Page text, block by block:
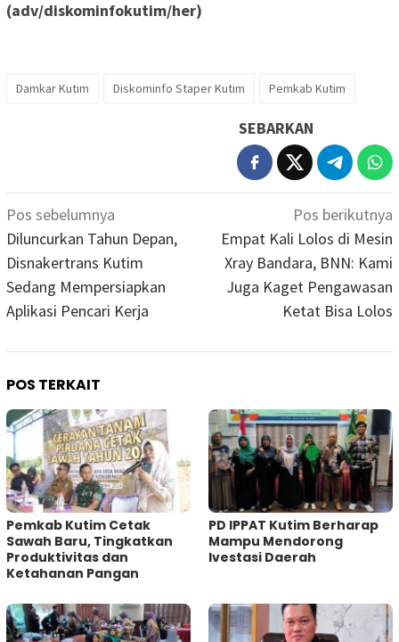
(adv/diskominfokutim/her)
Damkar Kutim Diskominfo Staper Kutim Pemkab Kutim
SEBARKAN
Navigasi
pos
Pos sebelumnya
Diluncurkan Tahun Depan,
Disnakertrans Kutim
Sedang Mempersiapkan
Aplikasi Pencari Kerja
Pos berikutnya
Empat Kali Lolos di Mesin
Xray Bandara, BNN: Kami
Juga Kaget Pengawasan
Ketat Bisa Lolos
POS TERKAIT
Pemkab Kutim Cetak
Sawah Baru, Tingkatkan
Produktivitas dan
Ketahanan Pangan
PD IPPAT Kutim Berharap
Mampu Mendorong
Ivestasi Daerah